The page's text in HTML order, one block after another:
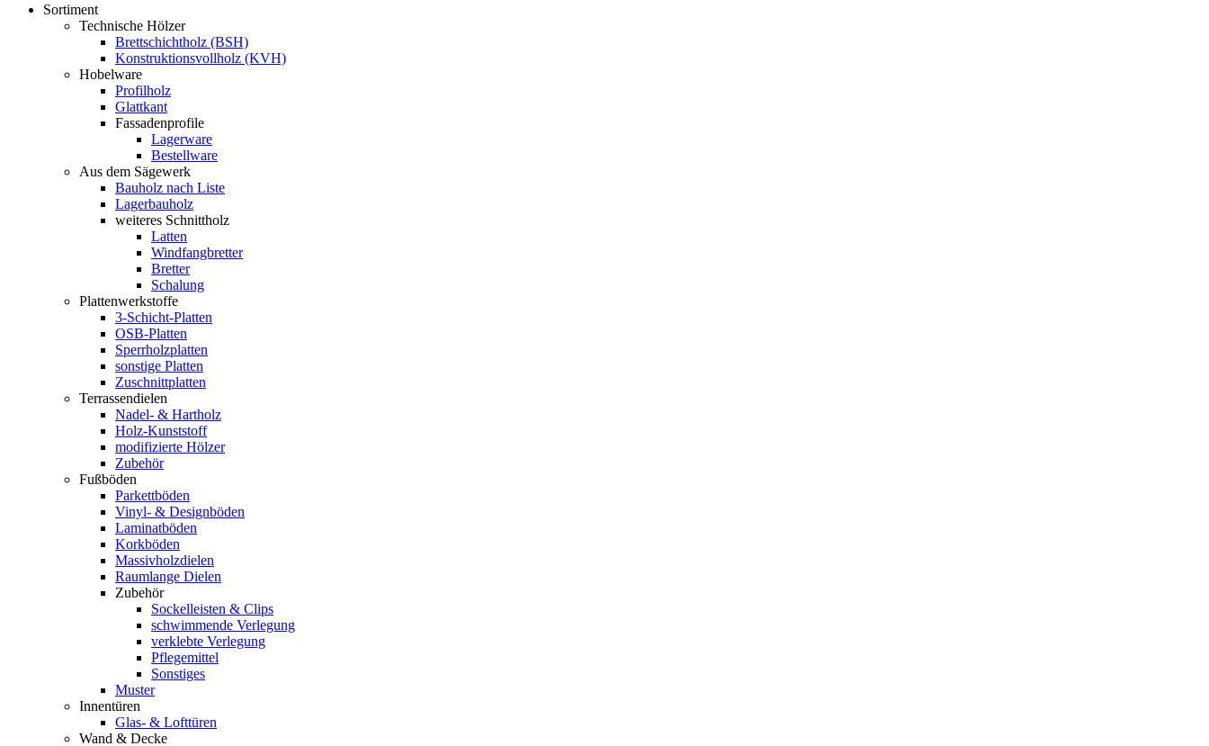
Sortiment
Technische Hölzer
Brettschichtholz (BSH)
Konstruktionsvollholz (KVH)
Hobelware
Profilholz
Glattkant
Fassadenprofile
Lagerware
Bestellware
Aus dem Sägewerk
Bauholz nach Liste
Lagerbauholz
weiteres Schnittholz
Latten
Windfangbretter
Bretter
Schalung
Plattenwerkstoffe
3-Schicht-Platten
OSB-Platten
Sperrholzplatten
sonstige Platten
Zuschnittplatten
Terrassendielen
Nadel- & Hartholz
Holz-Kunststoff
modifizierte Hölzer
Zubehör
Fußböden
Parkettböden
Vinyl- & Designböden
Laminatböden
Korkböden
Massivholzdielen
Raumlange Dielen
Zubehör
Sockelleisten & Clips
schwimmende Verlegung
verklebte Verlegung
Pflegemittel
Sonstiges
Muster
Innentüren
Glas- & Lofttüren
Wand & Decke